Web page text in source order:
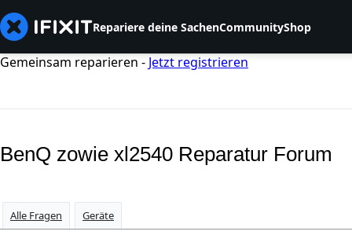
Repariere deine SachenCommunityShop
Gemeinsam reparieren - Jetzt registrieren
BenQ zowie xl2540 Reparatur Forum
Alle Fragen Geräte